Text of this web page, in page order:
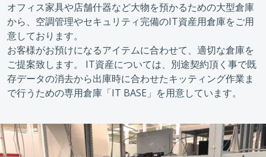
オフィス家具や店舗什器など大物を預かるための大型倉庫
から、空調管理やセキュリティ完備のIT資産用倉庫をご用
意しております。
お客様がお預けになるアイテムに合わせて、適切な倉庫を
ご提案致します。 IT資産については、別途契約頂く事で既
存データの消去から出庫時に合わせたキッティング作業ま
で行うための専用倉庫「IT BASE」を用意しています。